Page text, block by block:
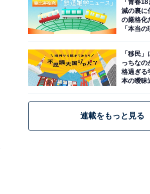
「青春
減の裏に
の厳格化
「本当の
「移民
っちなの
格過ぎる
本の曖昧
連載をもっと見る